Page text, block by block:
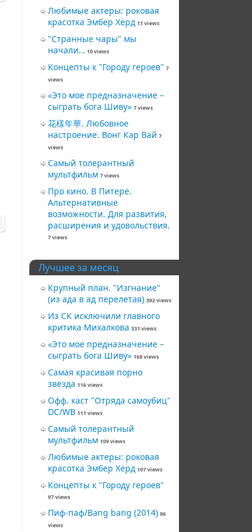
Любимые актеры: роковая
красотка Эмбер Хёрд 11 views
"Странные чары" мы
начали… 10 views
Концепты к "Городу героев" 7
views
«Это мое предназначение –
сыграть бога Шиву» 7 views
花樣年華. Любовное
настроение. Вонг Кар Вай 7
views
Самый толерантный
мультфильм 7 views
Про кино. В Питере.
Альтернативные
возможности. Для развития,
расширения и удовольствия.
7 views
Лучшее за месяц
Крупный план. "Изгнание"
(из ада в ад перелетая) 392 views
Из СК исключили главного
критика Михалкова 331 views
«Это мое предназначение –
сыграть бога Шиву» 168 views
Самая красивая порно
звезда 116 views
Офф. каст "Отряда самоубиц"
DC/WB 111 views
Самый толерантный
мультфильм 109 views
Любимые актеры: роковая
красотка Эмбер Хёрд 107 views
Концепты к "Городу героев"
97 views
Пиф-паф/Bang bang (2014) 96
views